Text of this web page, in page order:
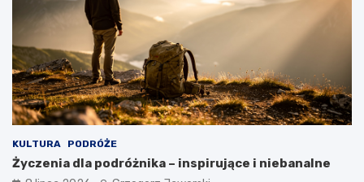
KULTURA PODRÓŻE
Życzenia dla podróżnika – inspirujące i niebanalne